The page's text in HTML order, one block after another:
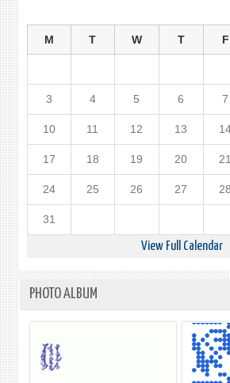
M T W T F
3 4 5 6 7
10 11 12 13
17 18 19 20 21
24 25 26 27 28
31
View Full Calendar
PHOTO ALBUM